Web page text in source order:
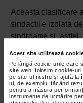
Acest site utilizează
Pe lângă cookie-urile care
site web, folosim cookie-
pe site-ul nostru și ajută la
ul, de exemplu, făcând
pentru a măsura
instrumente de urmărire
Aceasta clasificare
sindactilie izolata
sindroame si,
Sindactilie –
Cauza principala
perturbarea
timpul